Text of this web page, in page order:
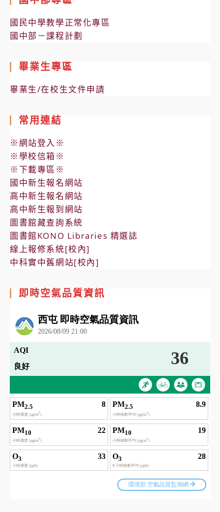
國民中學教學正常化專區
國中部－課程計劃
畢業生專區
畢業生/在校生文件申請
常用連結
※網站登入※
※學校信箱※
※下載專區※
國中新生報名網站
高中新生報名網站
高中新生報到網站
圖書館藏查詢系統
圖書館KONO Libraries 精選誌
線上報修系統[校內]
中科實中舊網站[校內]
即時空氣品質資訊